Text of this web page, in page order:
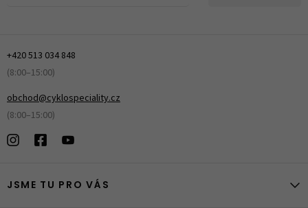
+420 513 034 848
(8:00–15:00)
obchod@cyklospeciality.cz
(8:00–15:00)
JSME TU PRO VÁS